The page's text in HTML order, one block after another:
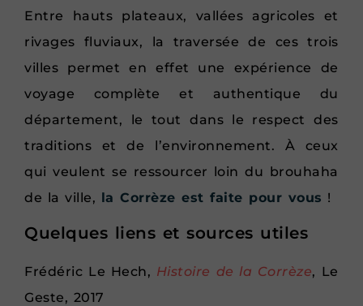
Entre hauts plateaux, vallées agricoles et
rivages fluviaux, la traversée de ces trois
villes permet en effet une expérience de
voyage complète et authentique du
département, le tout dans le respect des
traditions et de l’environnement. À ceux
qui veulent se ressourcer loin du brouhaha
de la ville,
la Corrèze est faite pour vous !
Quelques liens et sources utiles
Frédéric Le Hech, Histoire de la Corrèze, Le
Geste, 2017